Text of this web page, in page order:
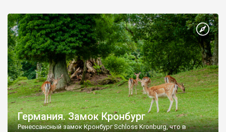
Германия. Замок Кронбург
Ренессансный замок Кронбург Schloss Kronburg, что в